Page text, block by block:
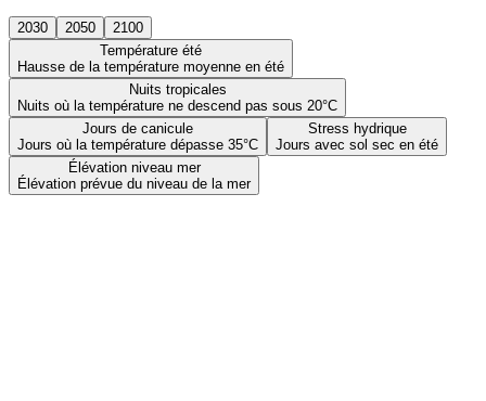
2030 2050
2100
Température été
Hausse de la température moyenne en été
Nuits tropicales
Nuits où la température ne descend pas sous 20°C
Jours de canicule
Jours où la température dépasse 35°C
Stress hydrique
Jours avec sol sec en été
Élévation niveau mer
Élévation prévue du niveau de la mer